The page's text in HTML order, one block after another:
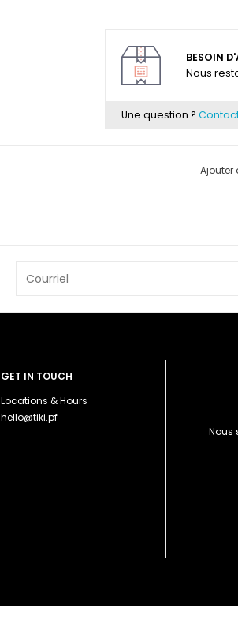
BESOIN
Nous
Une question ?
Ajouter
GET IN TOUCH
Locations & Hours
hello@tiki.pf
Nous